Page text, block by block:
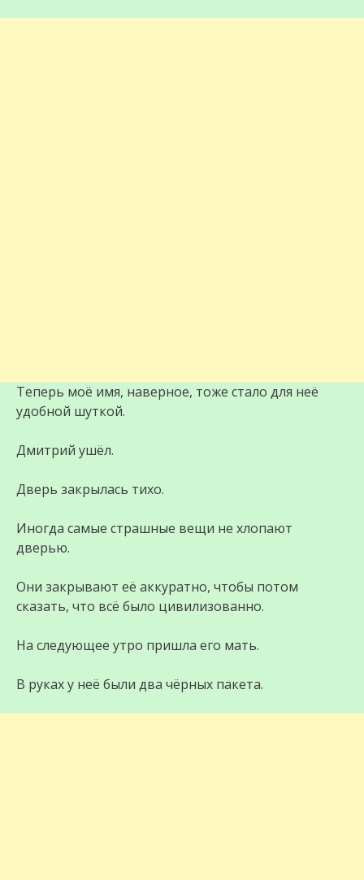
Теперь моё имя, наверное, тоже стало для неё
удобной шуткой.
Дмитрий ушёл.
Дверь закрылась тихо.
Иногда самые страшные вещи не хлопают
дверью.
Они закрывают её аккуратно, чтобы потом
сказать, что всё было цивилизованно.
На следующее утро пришла его мать.
В руках у неё были два чёрных пакета.